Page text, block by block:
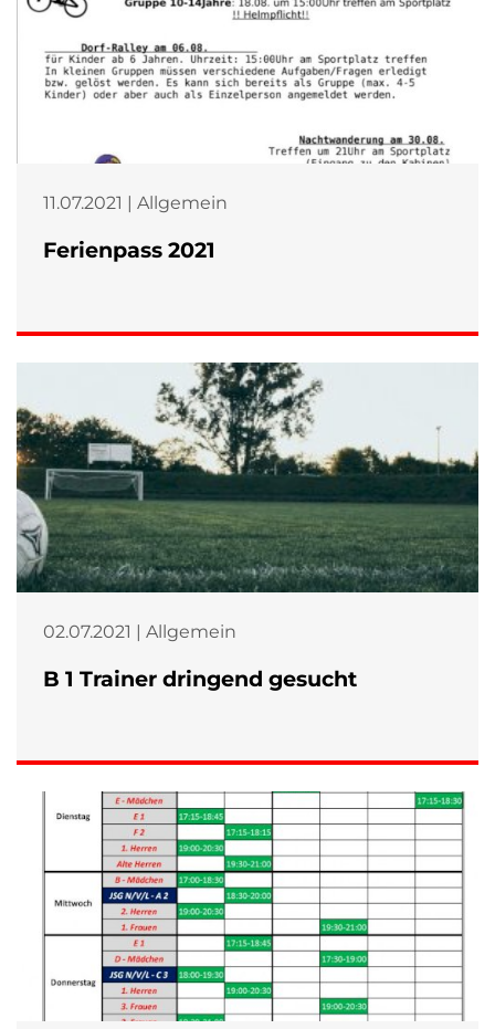
11.07.2021 | Allgemein
Ferienpass 2021
02.07.2021 | Allgemein
B 1 Trainer dringend gesucht